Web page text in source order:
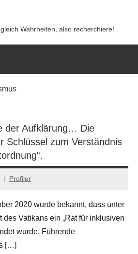
Wahrheiten, also recherchiere!
der Aufklärung… Die
Schlüssel zum Verständnis
Profiler
2020 wurde bekannt, dass unter
des Vatikans ein „Rat für inklusiven
wurde. Führende
[…]